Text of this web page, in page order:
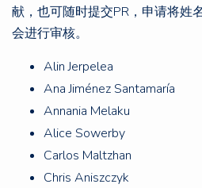
献，也可随时提交PR，申请将姓
会进行审核。
Alin Jerpelea
Ana Jiménez Santamaría
Annania Melaku
Alice Sowerby
Carlos Maltzhan
Chris Aniszczyk